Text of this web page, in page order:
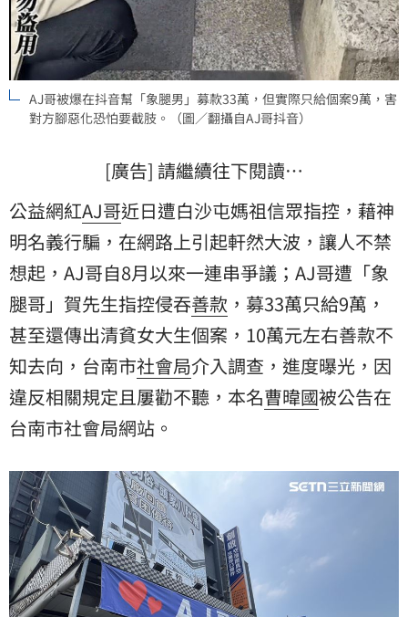
AJ哥被爆在抖音幫「象腿男」募款33萬，但實際只給個案9萬，害
對方腳惡化恐怕要截肢。（圖／翻攝自AJ哥抖音）
[廣告] 請繼續往下閱讀…
公益網紅AJ哥近日遭白沙屯媽祖信眾指控，藉神
明名義行騙，在網路上引起軒然大波，讓人不禁
想起，AJ哥自8月以來一連串爭議；AJ哥遭「象
腿哥」賀先生指控侵吞善款 ，募33萬只給9萬，
甚至還傳出清貧女大生個案，10萬元左右善款不
知去向，台南市社會局介入調查，進度曝光，因
違反相關規定且屢勸不聽，本名曹暐國被公告在
台南市社會局網站。